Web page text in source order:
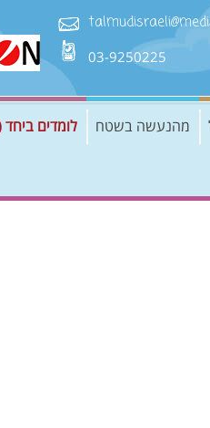
03-9250225
מהנעשה בשטח לומדים ביחד